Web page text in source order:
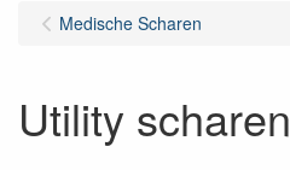
Medische Scharen
Utility scharen